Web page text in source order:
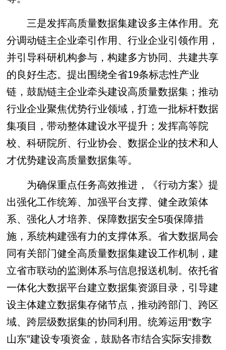
三是发挥高质量数据集建设多主体作用。充
分调动链主企业牵引作用、行业企业引领作用，
并引导科研机构参与，构建多方协同、共建共享
的良好生态。提出围绕全省19条标志性产业
链，鼓励链主企业牵头建设高质量数据集；推动
行业企业聚焦优势行业领域，打造一批标杆数据
集项目，带动整体建设水平提升；发挥高等院
校、科研院所、行业协会、数据企业的技术和人
才优势建设高质量数据集等。
为确保重点任务高效推进，《行动方案》提
出强化工作统筹、加强平台支撑、健全政策体
系、强化人才培养、保障数据安全5项保障措
施，系统构建强有力的支撑体系。省大数据局会
同有关部门健全高质量数据集建设工作机制，建
立省市联动的监测体系与信息报送机制。依托省
一体化大数据平台建立数据集资源目录，引导建
设主体建立数据集存储节点，推动跨部门、跨区
域、跨层级数据集的协同利用。统筹运用“数字
山东”建设专项资金，鼓励各市结合实际安排数